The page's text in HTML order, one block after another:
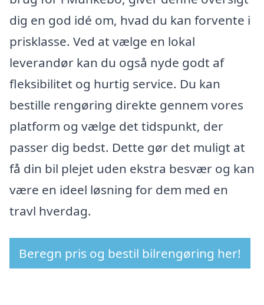
dig en god idé om, hvad du kan forvente i
prisklasse. Ved at vælge en lokal
leverandør kan du også nyde godt af
fleksibilitet og hurtig service. Du kan
bestille rengøring direkte gennem vores
platform og vælge det tidspunkt, der
passer dig bedst. Dette gør det muligt at
få din bil plejet uden ekstra besvær og kan
være en ideel løsning for dem med en
travl hverdag.
Beregn pris og bestil bilrengøring her!